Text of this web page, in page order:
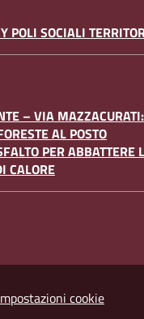
POLI SOCIALI
– VIA MAZZACURATI:
AL POSTO
PER ABBATTERE
CALORE
cookie